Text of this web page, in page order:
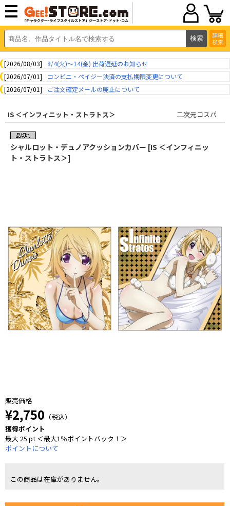
詳細
検索
[2026/08/03]
8/4(火)～14(金) 出荷遅延のお知らせ
[2026/07/01]
コンビニ・ペイジー決済の支払期限変更について
[2026/07/01]
ご注文確定メールの廃止について
IS ＜インフィニット・ストラトス＞ 二次元コスパ
シャルロット・デュノアクッションカバー [IS ＜インフィニッ
ト・ストラトス＞]
販売価格
¥2,750 （税込）
獲得ポイント
最大 25 pt ＜最大1％ポイントバック！＞
ポイントについて
この商品は在庫がありません。